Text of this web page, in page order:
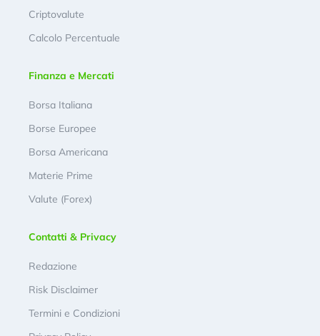
Criptovalute
Calcolo Percentuale
Finanza e Mercati
Borsa Italiana
Borse Europee
Borsa Americana
Materie Prime
Valute (Forex)
Contatti & Privacy
Redazione
Risk Disclaimer
Termini e Condizioni